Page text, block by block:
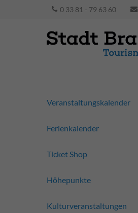
0 33 81 - 79 63 60
Veranstaltungskalender
Ferienkalender
Ticket Shop
Höhepunkte
Kulturveranstaltungen